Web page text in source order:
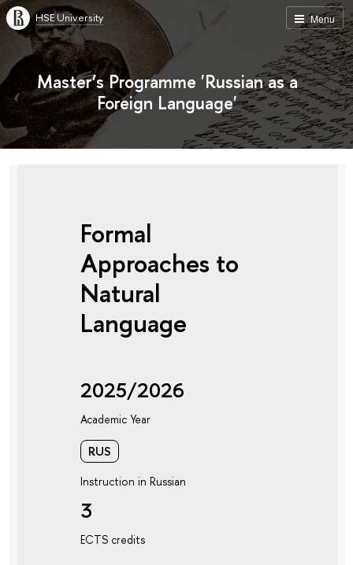
Menu
HSE University
Master’s Programme 'Russian as a
Foreign Language'
Formal
Approaches to
Natural
Language
2025/2026
Academic Year
RUS
Instruction in Russian
3
ECTS credits